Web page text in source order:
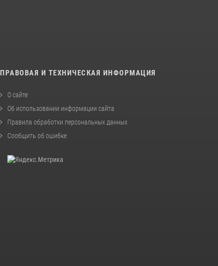
ПРАВОВАЯ И ТЕХНИЧЕСКАЯ ИНФОРМАЦИЯ
О сайте
Об использовании информации сайта
Правила обработки персональных данных
Сообщить об ошибке